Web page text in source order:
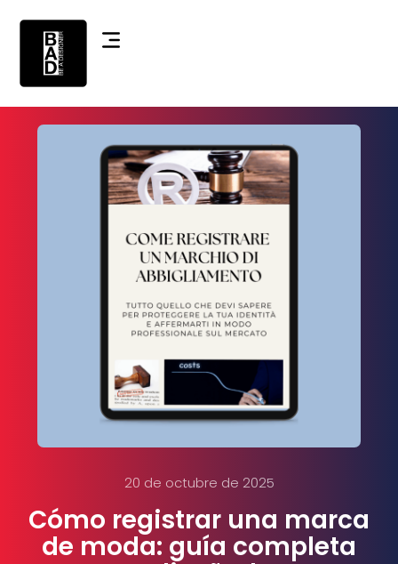
20 de octubre de 2025
Cómo registrar una marca
de moda: guía completa